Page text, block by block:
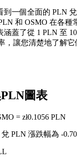
到一個全面的 PLN
和 OSMO 在各種
蓋了從 1 PLN 至
，讓您清楚地了解
圖表
= zł0.1056 PLN
PLN 漲跌幅為 -